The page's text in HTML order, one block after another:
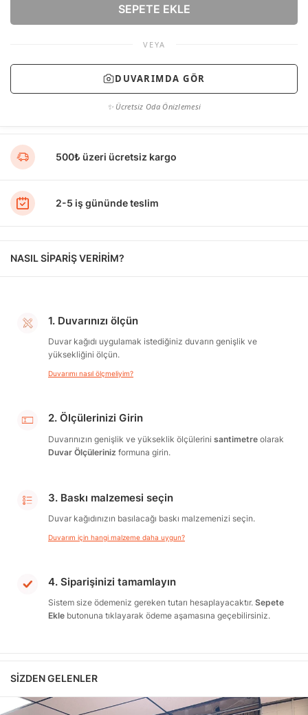
SEPETE EKLE
VEYA
DUVARIMDA GÖR
✨ Ücretsiz Oda Önizlemesi
500₺ üzeri ücretsiz kargo
2-5 iş gününde teslim
NASIL SİPARİŞ VERİRİM?
1. Duvarınızı ölçün
Duvar kağıdı uygulamak istediğiniz duvarın genişlik ve
yüksekliğini ölçün.
Duvarımı nasıl ölçmeliyim?
2. Ölçülerinizi Girin
Duvarınızın genişlik ve yükseklik ölçülerini santimetre olarak
Duvar Ölçüleriniz formuna girin.
3. Baskı malzemesi seçin
Duvar kağıdınızın basılacağı baskı malzemenizi seçin.
Duvarım için hangi malzeme daha uygun?
4. Siparişinizi tamamlayın
Sistem size ödemeniz gereken tutarı hesaplayacaktır. Sepete
Ekle butonuna tıklayarak ödeme aşamasına geçebilirsiniz.
SIZDEN GELENLER